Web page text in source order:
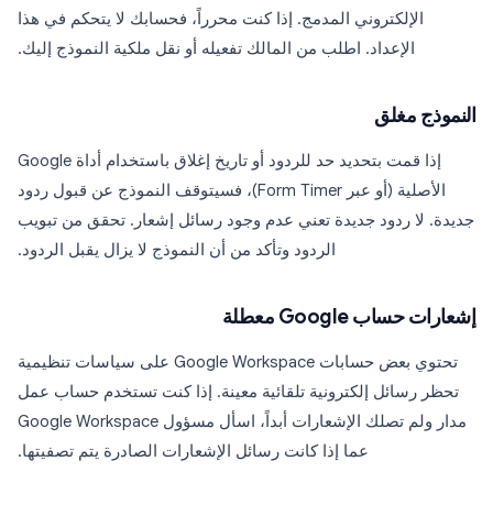
الإلكتروني المدمج. إذا كنت محرراً، فحسابك لا يتحكم في هذا
الإعداد. اطلب من المالك تفعيله أو نقل ملكية النموذج إليك.
النموذج مغلق
إذا قمت بتحديد حد للردود أو تاريخ إغلاق باستخدام أداة Google
الأصلية (أو عبر Form Timer)، فسيتوقف النموذج عن قبول ردود
جديدة. لا ردود جديدة تعني عدم وجود رسائل إشعار. تحقق من تبويب
الردود وتأكد من أن النموذج لا يزال يقبل الردود.
إشعارات حساب Google معطلة
تحتوي بعض حسابات Google Workspace على سياسات تنظيمية
تحظر رسائل إلكترونية تلقائية معينة. إذا كنت تستخدم حساب عمل
مدار ولم تصلك الإشعارات أبداً، اسأل مسؤول Google Workspace
عما إذا كانت رسائل الإشعارات الصادرة يتم تصفيتها.